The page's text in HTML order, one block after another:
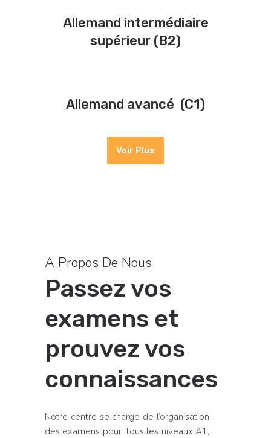
Allemand intermédiaire
supérieur (B2)
Allemand avancé (C1)
Voir Plus
A Propos De Nous
Passez vos
examens et
prouvez vos
connaissances
Notre centre se charge de l’organisation
des examens pour tous les niveaux A1,